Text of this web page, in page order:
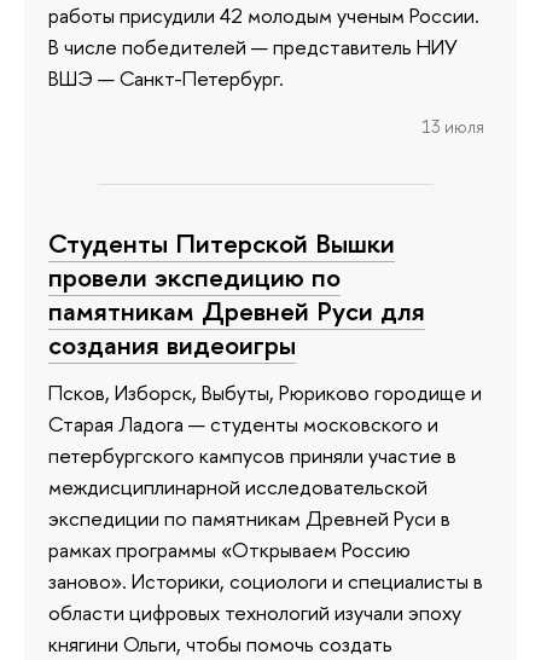
работы присудили 42 молодым ученым России.
В числе победителей — представитель НИУ
ВШЭ — Санкт-Петербург.
13 июля
Студенты Питерской Вышки
провели экспедицию по
памятникам Древней Руси для
создания видеоигры
Псков, Изборск, Выбуты, Рюриково городище и
Старая Ладога — студенты московского и
петербургского кампусов приняли участие в
междисциплинарной исследовательской
экспедиции по памятникам Древней Руси в
рамках программы «Открываем Россию
заново». Историки, социологи и специалисты в
области цифровых технологий изучали эпоху
княгини Ольги, чтобы помочь создать